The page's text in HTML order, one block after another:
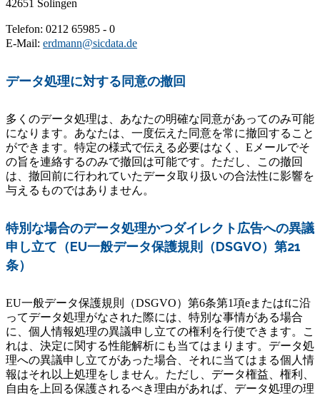
42651 Solingen
Telefon: 0212 65985 - 0
E-Mail: erdmann@sicdata.de
データ処理に対する同意の撤回
多くのデータ処理は、あなたの明確な同意があってのみ可能
になります。あなたは、一度伝えた同意を常に撤回すること
ができます。特定の様式で伝える必要はなく、Eメールでそ
の旨を連絡するのみで撤回は可能です。ただし、この撤回
は、撤回前に行われていたデータ取り扱いの合法性に影響を
与えるものではありません。
特別な場合のデータ処理かつダイレクト広告への異議
申し立て（EU一般データ保護規則（DSGVO）第21
条）
EU一般データ保護規則（DSGVO）第6条第1項eまたはfに沿
ってデータ処理がなされた際には、特別な事情がある場合
に、個人情報処理の異議申し立ての権利を行使できます。こ
れは、決定に関する性能解析にも当てはまります。データ処
理への異議申し立てがあった場合、それに当てはまる個人情
報はそれ以上処理をしません。ただし、データ権益、権利、
自由を上回る保護されるべき理由があれば、データ処理の理